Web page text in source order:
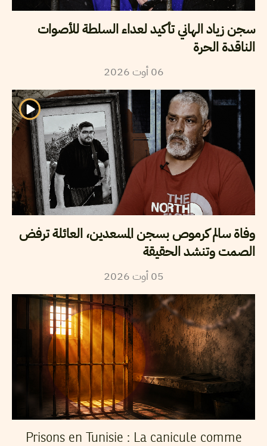
سجن زياد الهاني تأكيد لعداء السلطة للأصوات
الناقدة الحرة
06 أوت2026
وفاة سالم كرموص بسجن المسعدين، العائلة ترفض
الصمت وتنشد الحقيقة
05 أوت2026
Prisons en Tunisie : La canicule comme